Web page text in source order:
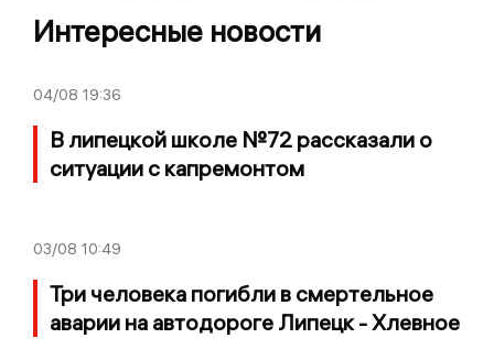
Интересные новости
04/08 19:36
В липецкой школе №72 рассказали о
ситуации с капремонтом
03/08 10:49
Три человека погибли в смертельное
аварии на автодороге Липецк - Хлевное